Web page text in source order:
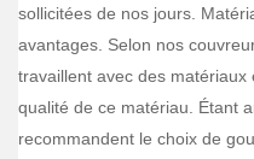
sollicitées de nos jours.
avantages. Selon nos
travaillent avec des
qualité de ce matériau. Étant
recommandent le choix de